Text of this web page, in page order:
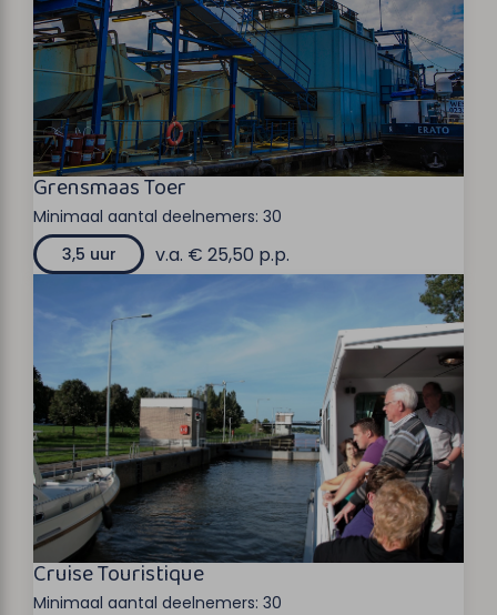
Grensmaas Toer
Minimaal aantal deelnemers: 30
3,5 uur
v.a. € 25,50 p.p.
Cruise Touristique
Minimaal aantal deelnemers: 30